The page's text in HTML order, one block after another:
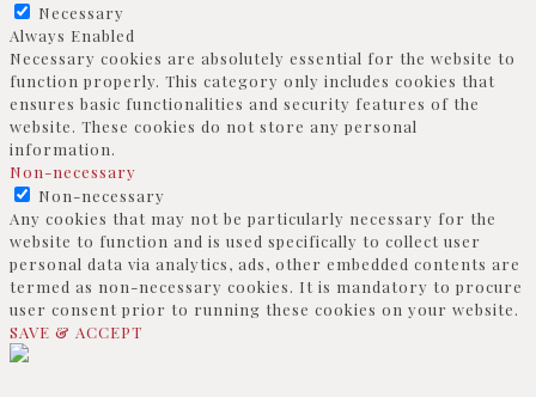
Necessary
Always Enabled
Necessary cookies are absolutely essential for the website to
function properly. This category only includes cookies that
ensures basic functionalities and security features of the
website. These cookies do not store any personal
information.
Non-necessary
Non-necessary
Any cookies that may not be particularly necessary for the
website to function and is used specifically to collect user
personal data via analytics, ads, other embedded contents are
termed as non-necessary cookies. It is mandatory to procure
user consent prior to running these cookies on your website.
SAVE & ACCEPT